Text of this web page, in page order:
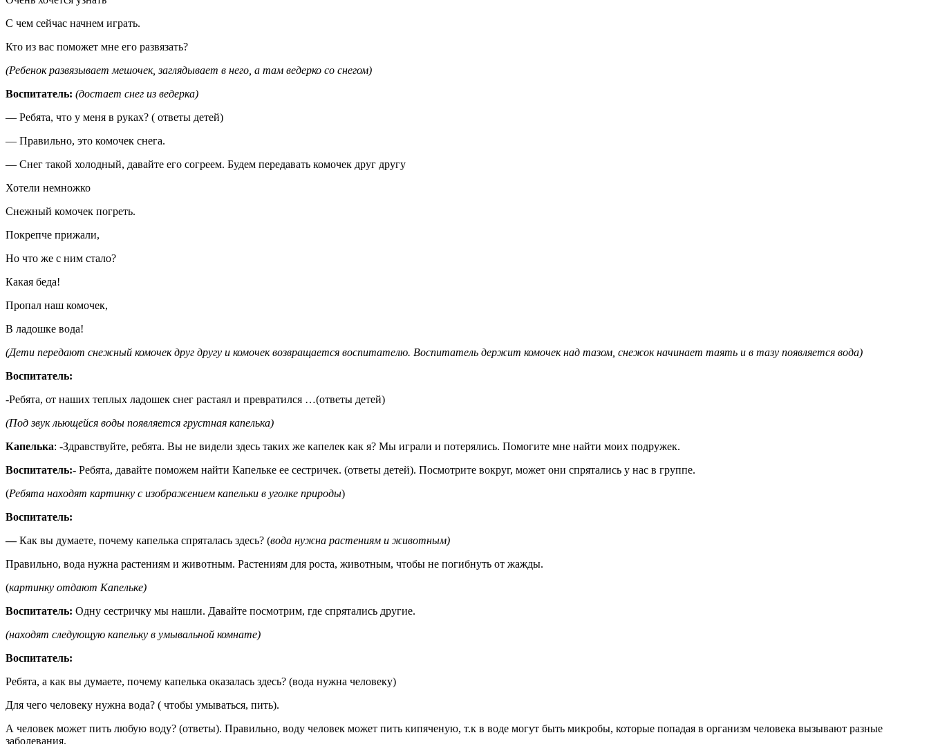
С чем сейчас начнем играть.
Кто из вас поможет мне его развязать?
(Ребенок развязывает мешочек, заглядывает в него, а там ведерко со снегом)
Воспитатель: (достает снег из ведерка)
— Ребята, что у меня в руках? ( ответы детей)
— Правильно, это комочек снега.
— Снег такой холодный, давайте его согреем. Будем передавать комочек друг другу
Хотели немножко
Снежный комочек погреть.
Покрепче прижали,
Но что же с ним стало?
Какая беда!
Пропал наш комочек,
В ладошке вода!
(Дети передают снежный комочек друг другу и комочек возвращается воспитателю. Воспитатель держит комочек над тазом, снежок начинает таять и в тазу появляется вода)
Воспитатель:
-Ребята, от наших теплых ладошек снег растаял и превратился …(ответы детей)
(Под звук льющейся воды появляется грустная капелька)
Капелька: -Здравствуйте, ребята. Вы не видели здесь таких же капелек как я? Мы играли и потерялись. Помогите мне найти моих подружек.
Воспитатель:- Ребята, давайте поможем найти Капельке ее сестричек. (ответы детей). Посмотрите вокруг, может они спрятались у нас в группе.
(Ребята находят картинку с изображением капельки в уголке природы)
Воспитатель:
—Как вы думаете, почему капелька спряталась здесь? (вода нужна растениям и животным)
Правильно, вода нужна растениям и животным. Растениям для роста, животным, чтобы не погибнуть от жажды.
(картинку отдают Капельке)
Воспитатель: Одну сестричку мы нашли. Давайте посмотрим, где спрятались другие.
(находят следующую капельку в умывальной комнате)
Воспитатель:
Ребята, а как вы думаете, почему капелька оказалась здесь? (вода нужна человеку)
Для чего человеку нужна вода? ( чтобы умываться, пить).
А человек может пить любую воду? (ответы). Правильно, воду человек может пить кипяченую, т.к в воде могут быть микробы, которые попадая в организм человека вызывают разные
заболевания.